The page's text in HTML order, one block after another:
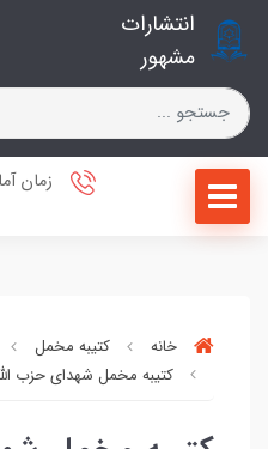
انتشارات
مشهور
خانه کتیبه مخمل
کتیبه مخمل شهدای حزب